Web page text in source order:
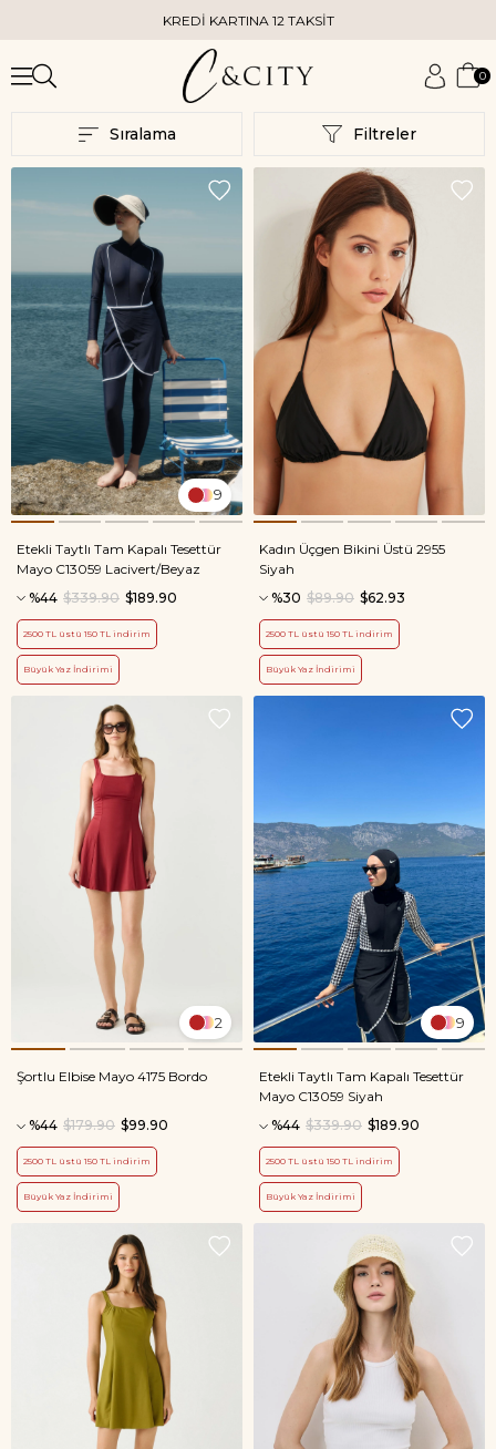
KREDİ KARTINA 12 TAKSİT
0
Filtreler
Sıralama
9
Etekli Taytlı Tam Kapalı Tesettür
Mayo C13059 Lacivert/Beyaz
%44
$189.90
$339.90
2500 TL üstü 150 TL indirim
Büyük Yaz İndirimi
Kadın Üçgen Bikini Üstü 2955
Siyah
%30
$62.93
$89.90
2500 TL üstü 150 TL indirim
Büyük Yaz İndirimi
2
Şortlu Elbise Mayo 4175 Bordo
%44 $99.90
$179.90
2500 TL üstü 150 TL indirim
Büyük Yaz İndirimi
9
Etekli Taytlı Tam Kapalı Tesettür
Mayo C13059 Siyah
%44
$189.90
$339.90
2500 TL üstü 150 TL indirim
Büyük Yaz İndirimi